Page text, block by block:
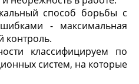
способ борьбы с
- максимальная
контроль.
классифицируем по
систем, на которые